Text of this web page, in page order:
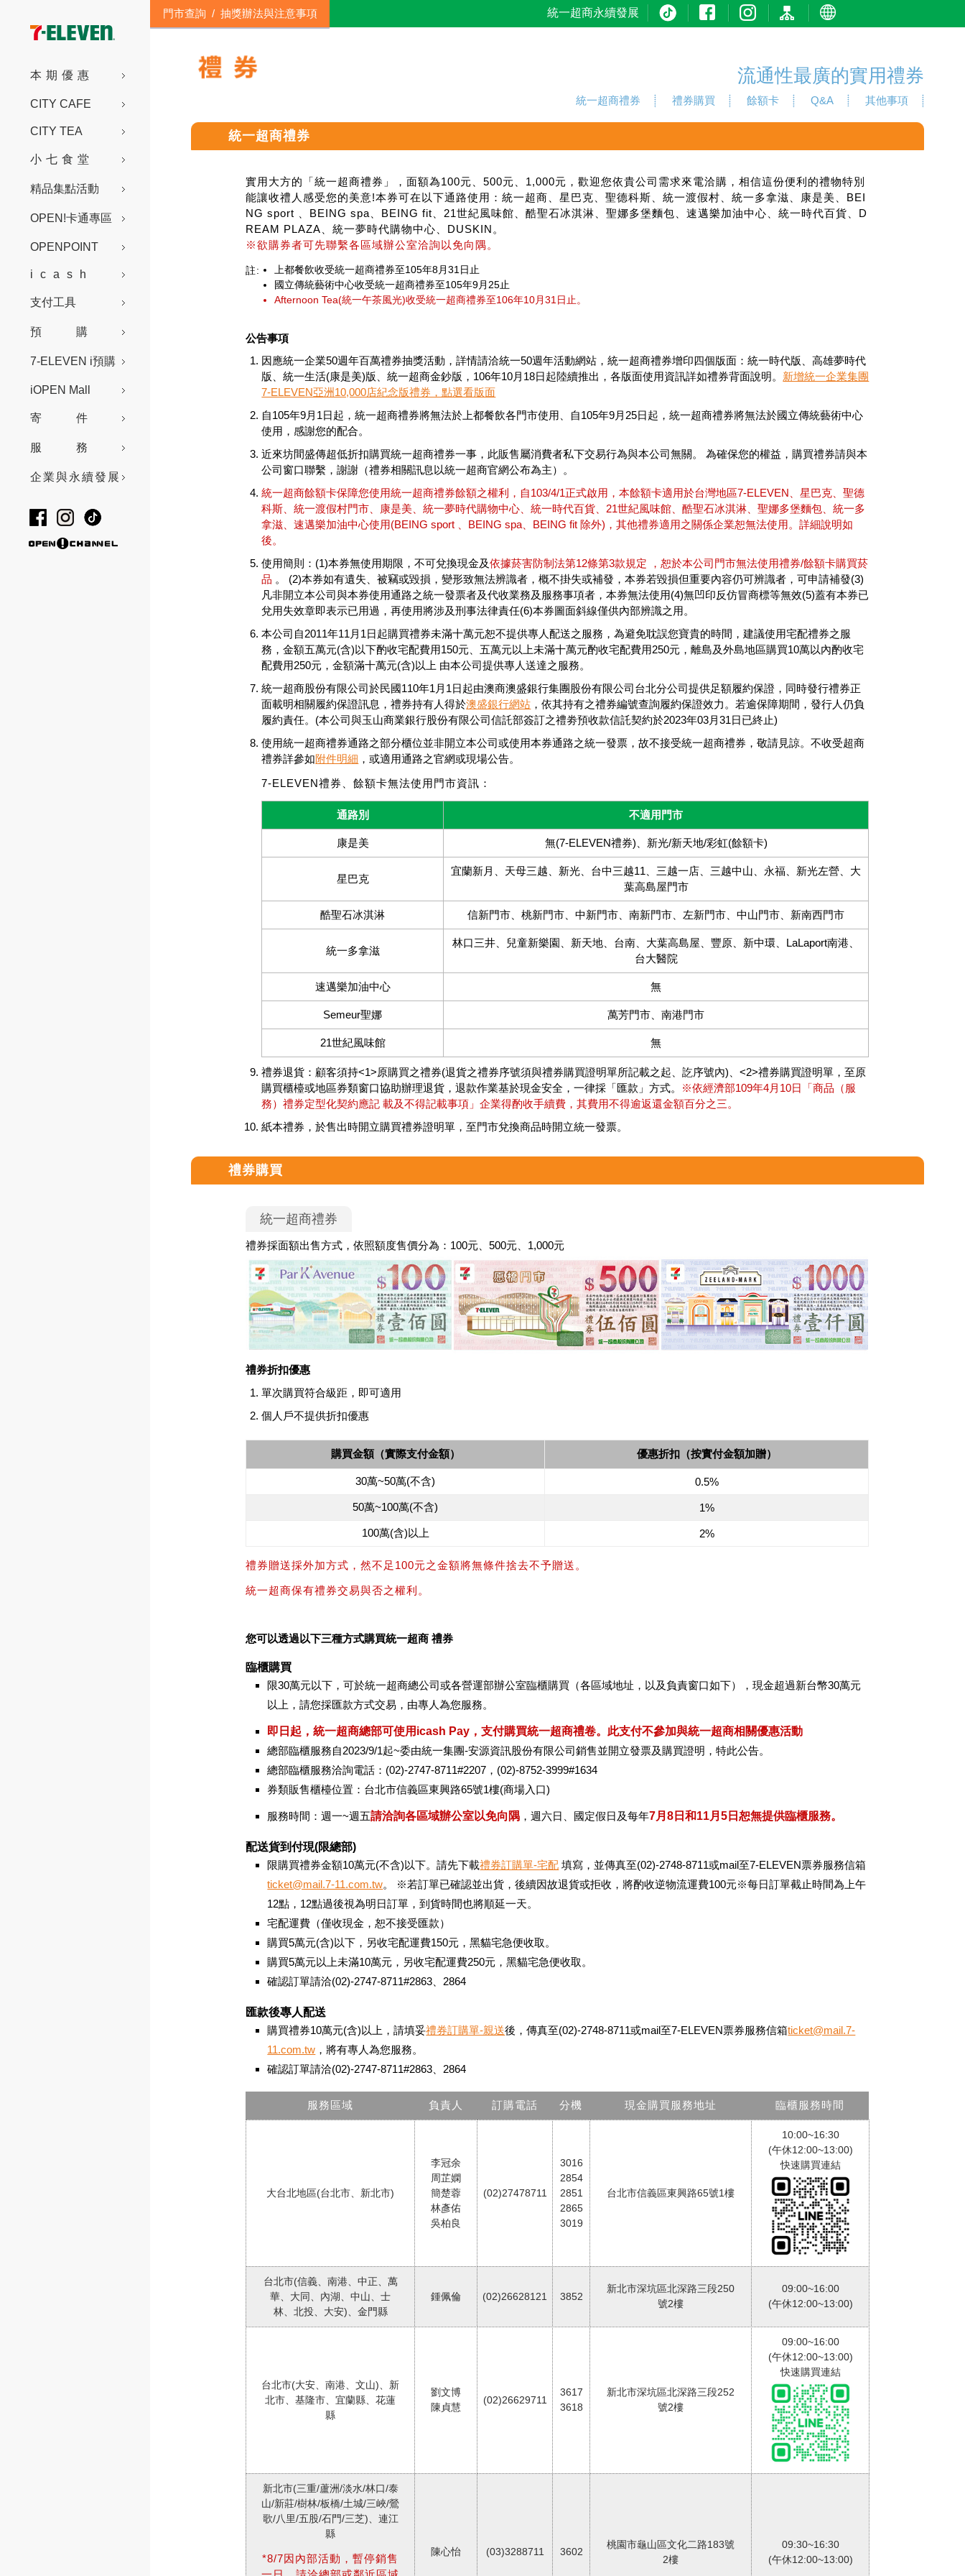
本期優惠
CITY CAFE
CITY TEA
小七食堂
精品集點活動
OPEN!卡通專區
OPENPOINT
icash
支付工具
預購
7-ELEVEN i預購
iOPEN Mall
寄件
服務
企業與永續發展
門市查詢 / 抽獎辦法與注意事項 統一超商永續發展
流通性最廣的實用禮券
統一超商禮券 禮券購買 餘額卡 Q&A 其他事項
統一超商禮券
實用大方的「統一超商禮券」，面額為100元、500元、1,000元，歡迎您依貴公司需求來電洽購，相信這份便利的禮物特別
能讓收禮人感受您的美意!本券可在以下通路使用：統一超商、星巴克、聖德科斯、統一渡假村、統一多拿滋、康是美、BEI
NG sport 、BEING spa、BEING fit、21世紀風味館、酷聖石冰淇淋、聖娜多堡麵包、速邁樂加油中心、統一時代百貨、D
REAM PLAZA、統一夢時代購物中心、DUSKIN。
※欲購券者可先聯繫各區域辦公室洽詢以免向隅。
註:
上都餐飲收受統一超商禮券至105年8月31日止
國立傳統藝術中心收受統一超商禮券至105年9月25止
Afternoon Tea(統一午茶風光)收受統一超商禮券至106年10月31日止。
公告事項
因應統一企業50週年百萬禮券抽獎活動，詳情請洽統一50週年活動網站，統一超商禮券增印四個版面：統一時代版、高雄夢時代
版、統一生活(康是美)版、統一超商金鈔版，106年10月18日起陸續推出，各版面使用資訊詳如禮券背面說明。 新增統一企業集團
7-ELEVEN亞洲10,000店紀念版禮券，點選看版面
自105年9月1日起，統一超商禮券將無法於上都餐飲各門市使用、自105年9月25日起，統一超商禮券將無法於國立傳統藝術中心
使用，感謝您的配合。
近來坊間盛傳超低折扣購買統一超商禮券一事，此販售屬消費者私下交易行為與本公司無關。 為確保您的權益，購買禮券請與本
公司窗口聯繫，謝謝（禮券相關訊息以統一超商官網公布為主）。
統一超商餘額卡保障您使用統一超商禮券餘額之權利，自103/4/1正式啟用，本餘額卡適用於台灣地區7-ELEVEN、星巴克、聖德
科斯、統一渡假村門市、康是美、統一夢時代購物中心、統一時代百貨、21世紀風味館、酷聖石冰淇淋、聖娜多堡麵包、統一多
拿滋、速邁樂加油中心使用(BEING sport 、BEING spa、BEING fit 除外)，其他禮券適用之關係企業恕無法使用。詳細說明如
後。
使用簡則：(1)本券無使用期限，不可兌換現金及依據菸害防制法第12條第3款規定 ，恕於本公司門市無法使用禮券/餘額卡購買菸
品 。 (2)本券如有遺失、被竊或毀損，變形致無法辨識者，概不掛失或補發，本券若毀損但重要內容仍可辨識者，可申請補發(3)
凡非開立本公司與本券使用通路之統一發票者及代收業務及服務事項者，本券無法使用(4)無凹印反仿冒商標等無效(5)蓋有本券已
兌用失效章即表示已用過，再使用將涉及刑事法律責任(6)本券圖面斜線僅供內部辨識之用。
本公司自2011年11月1日起購買禮券未滿十萬元恕不提供專人配送之服務，為避免耽誤您寶貴的時間，建議使用宅配禮券之服
務，金額五萬元(含)以下酌收宅配費用150元、五萬元以上未滿十萬元酌收宅配費用250元，離島及外島地區購買10萬以內酌收宅
配費用250元，金額滿十萬元(含)以上 由本公司提供專人送達之服務。
統一超商股份有限公司於民國110年1月1日起由澳商澳盛銀行集團股份有限公司台北分公司提供足額履約保證，同時發行禮券正
面載明相關履約保證訊息，禮券持有人得於澳盛銀行網站 ，依其持有之禮券編號查詢履約保證效力。若逾保障期間，發行人仍負
履約責任。(本公司與玉山商業銀行股份有限公司信託部簽訂之禮劵預收款信託契約於2023年03月31日已終止)
使用統一超商禮券通路之部分櫃位並非開立本公司或使用本券通路之統一發票，故不接受統一超商禮券，敬請見諒。不收受超商
禮券詳參如附件明細 ，或適用通路之官網或現場公告。
7-ELEVEN禮券、餘額卡無法使用門市資訊：
通路別 不適用門市
康是美 無(7-ELEVEN禮券)、新光/新天地/彩虹(餘額卡)
星巴克
宜蘭新月、天母三越、新光、台中三越11、三越一店、三越中山、永福、新光左營、大
葉高島屋門市
酷聖石冰淇淋 信新門市、桃新門市、中新門市、南新門市、左新門市、中山門市、新南西門市
統一多拿滋
林口三井、兒童新樂園、新天地、台南、大葉高島屋、豐原、新中環、LaLaport南港、
台大醫院
速邁樂加油中心 無
Semeur聖娜 萬芳門市、南港門市
21世紀風味館 無
禮券退貨：顧客須持<1>原購買之禮券(退貨之禮券序號須與禮券購買證明單所記載之起、訖序號內)、<2>禮券購買證明單，至原
購買櫃檯或地區券類窗口協助辦理退貨，退款作業基於現金安全，一律採「匯款」方式。 ※依經濟部109年4月10日「商品（服
務）禮券定型化契約應記 載及不得記載事項」企業得酌收手續費，其費用不得逾返還金額百分之三。
紙本禮券，於售出時開立購買禮券證明單，至門市兌換商品時開立統一發票。
禮券購買
統一超商禮券
禮券採面額出售方式，依照額度售價分為：100元、500元、1,000元​
禮券折扣優惠
單次購買符合級距，即可適用
個人戶不提供折扣優惠
購買金額（實際支付金額） 優惠折扣（按實付金額加贈）
30萬~50萬(不含) 0.5%
50萬~100萬(不含) 1%
100萬(含)以上 2%
禮券贈送採外加方式，然不足100元之金額將無條件捨去不予贈送。
統一超商保有禮券交易與否之權利。
您可以透過以下三種方式購買統一超商 禮券
臨櫃購買
限30萬元以下，可於統一超商總公司或各營運部辦公室臨櫃購買（各區域地址，以及負責窗口如下），現金超過新台幣30萬元
以上，請您採匯款方式交易，由專人為您服務。
即日起，統一超商總部可使用icash Pay，支付購買統一超商禮卷。此支付不參加與統一超商相關優惠活動
總部臨櫃服務自2023/9/1起~委由統一集團-安源資訊股份有限公司銷售並開立發票及購買證明，特此公告。
總部臨櫃服務洽詢電話：(02)-2747-8711#2207，(02)-8752-3999#1634
券類販售櫃檯位置：台北市信義區東興路65號1樓(商場入口)
服務時間：週一~週五請洽詢各區域辦公室以免向隅 ，週六日、國定假日及每年7月8日和11月5日恕無提供臨櫃服務。
配送貨到付現(限總部)
限購買禮券金額10萬元(不含)以下。請先下載禮券訂購單-宅配 填寫，並傳真至(02)-2748-8711或mail至7-ELEVEN票券服務信箱
ticket@mail.7-11.com.tw。 ※若訂單已確認並出貨，後續因故退貨或拒收，將酌收逆物流運費100元※每日訂單截止時間為上午
12點，12點過後視為明日訂單，到貨時間也將順延一天。
宅配運費（僅收現金，恕不接受匯款）
購買5萬元(含)以下，另收宅配運費150元，黑貓宅急便收取。
購買5萬元以上未滿10萬元，另收宅配運費250元，黑貓宅急便收取。
確認訂單請洽(02)-2747-8711#2863、2864
匯款後專人配送
購買禮券10萬元(含)以上，請填妥禮券訂購單-親送後，傳真至(02)-2748-8711或mail至7-ELEVEN票券服務信箱ticket@mail.7-
11.com.tw ，將有專人為您服務。
確認訂單請洽(02)-2747-8711#2863、2864
服務區域 負責人 訂購電話 分機 現金購買服務地址 臨櫃服務時間
大台北地區(台北市、新北市)
李冠余
周芷嫻
簡楚蓉
林彥佑
吳柏良
(02)27478711
3016
2854
2851
2865
3019
台北市信義區東興路65號1樓
10:00~16:30
(午休12:00~13:00)
快速購買連結
台北市(信義、南港、中正、萬
華、大同、內湖、中山、士
林、北投、大安)、金門縣
鍾佩倫 (02)26628121 3852
新北市深坑區北深路三段250
號2樓
09:00~16:00
(午休12:00~13:00)
台北市(大安、南港、文山)、新
北市、基隆市、宜蘭縣、花蓮
縣
劉文博
陳貞慧
(02)26629711
3617
3618
新北市深坑區北深路三段252
號2樓
09:00~16:00
(午休12:00~13:00)
快速購買連結
新北市(三重/蘆洲/淡水/林口/泰
山/新莊/樹林/板橋/土城/三峽/鶯
歌/八里/五股/石門/三芝)、連江
縣
*8/7因內部活動，暫停銷售
陳心怡 (03)3288711 3602
桃園市龜山區文化二路183號
2樓
09:30~16:30
(午休12:00~13:00)